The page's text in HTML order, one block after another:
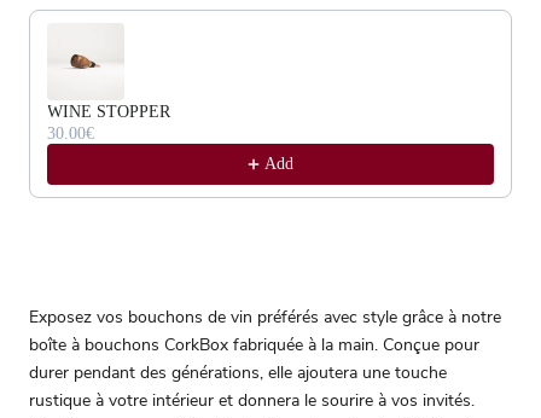
WINE STOPPER
30.00€
Add
Exposez vos bouchons de vin préférés avec style grâce à notre
boîte à bouchons CorkBox fabriquée à la main. Conçue pour
durer pendant des générations, elle ajoutera une touche
rustique à votre intérieur et donnera le sourire à vos invités.